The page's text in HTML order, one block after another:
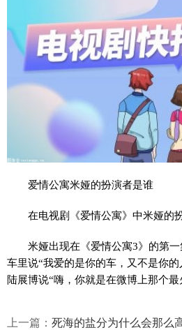
爱情公寓米娅的扮演者是谁
在电视剧《爱情公寓》中米娅的
米娅出现在《爱情公寓3》的第
车里说“我爱的是你的车，又不是你
陆展博说“嗨，你就是在微博上那个
上一篇： 死海的盐分为什么会那么